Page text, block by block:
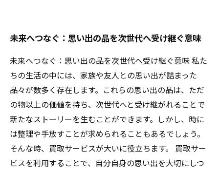
未来へつなぐ：思い出の品を次世代へ受け継ぐ意味
未来へつなぐ：思い出の品を次世代へ受け継ぐ意味 私た
ちの生活の中には、家族や友人との思い出が詰まった
品々が数多く存在します。これらの思い出の品は、ただ
の物以上の価値を持ち、次世代へと受け継がれることで
新たなストーリーを生むことができます。しかし、時に
は整理や手放すことが求められることもあるでしょう。
そんな時、買取サービスが大いに役立ちます。 買取サー
ビスを利用することで、自分自身の思い出を大切にしつ